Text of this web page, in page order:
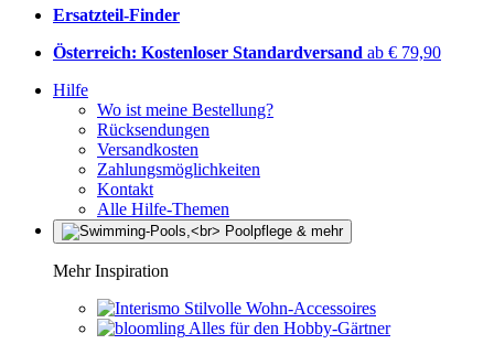
Ersatzteil-Finder
Österreich: Kostenloser Standardversand ab € 79,90
Hilfe
Wo ist meine Bestellung?
Rücksendungen
Versandkosten
Zahlungsmöglichkeiten
Kontakt
Alle Hilfe-Themen
Mehr Inspiration
Stilvolle Wohn-Accessoires
Alles für den Hobby-Gärtner